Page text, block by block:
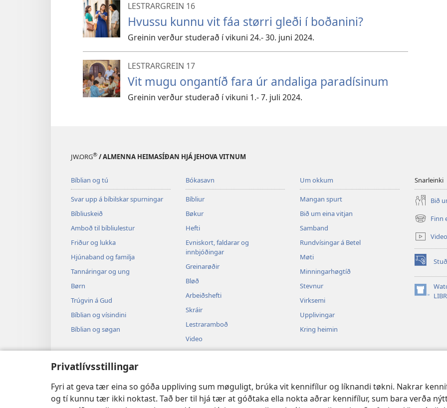
Privatlívsstillingar
Fyri at geva tær eina so góða uppliving sum møguligt, brúka vit kennifílur og líknandi tøkni. Nakrar
og tí kunnu tær ikki noktast. Tað ber til hjá tær at góðtaka ella nokta aðrar kennifílur, sum bara verða
LESTRARGREIN 16
Hvussu kunnu vit fáa størri gleði í boðanini?
Greinin verður studerað í vikuni 24.- 30. juni 2024.
LESTRARGREIN 17
Vit mugu ongantíð fara úr andaliga paradísinum
Greinin verður studerað í vikuni 1.- 7. juli 2024.
JW.ORG® / ALMENNA HEIMASÍÐAN HJÁ JEHOVA VITNUM
Bíblian og tú
Svar upp á bíbilskar spurningar
Bíbliuskeið
Amboð til bíbliulestur
Friður og lukka
Hjúnaband og familja
Tannáringar og ung
Børn
Trúgvin á Gud
Bíblian og vísindini
Bíblian og søgan
Bókasavn
Bíbliur
Bøkur
Hefti
Evniskort, faldarar og
innbjóðingar
Greinarøðir
Bløð
Arbeiðshefti
Skráir
Lestraramboð
Video
Tónleikur
Livandi bíbliulesing
Um okkum
Mangan spurt
Bið um eina vitjan
Samband
Rundvísingar á Betel
Møti
Minningarhøgtíð
Stevnur
Virksemi
Upplivingar
Kring heimin
Snarleinki
Bið
Finn
(opens
new
window)
Video
(opens
new
window)
(opens